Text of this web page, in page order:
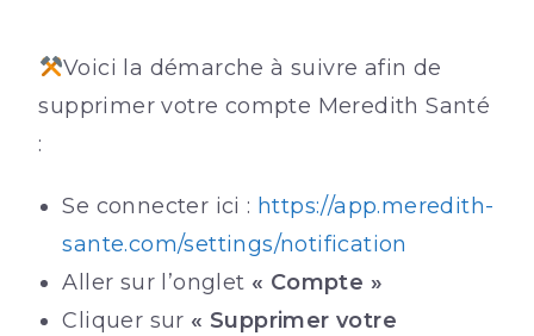
Voici la démarche à suivre afin de
supprimer votre compte Meredith Santé
:
Se connecter ici : https://app.meredith-
sante.com/settings/notification
Aller sur l’onglet « Compte »
Cliquer sur « Supprimer votre